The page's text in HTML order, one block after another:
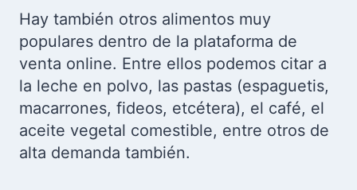
Hay también otros alimentos muy
populares dentro de la plataforma de
venta online. Entre ellos podemos citar a
la leche en polvo, las pastas (espaguetis,
macarrones, fideos, etcétera), el café, el
aceite vegetal comestible, entre otros de
alta demanda también.